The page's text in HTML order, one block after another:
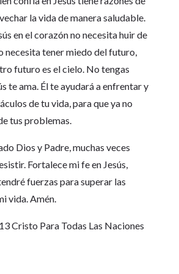
la vida de manera saludable.
en el corazón no necesita huir de
necesita tener miedo del futuro,
futuro es el cielo. No tengas
te ama. Él te ayudará a enfrentar y
de tu vida, para que ya no
tus problemas.
Dios y Padre, muchas veces
Fortalece mi fe en Jesús,
fuerzas para superar las
vida. Amén.
Cristo Para Todas Las Naciones